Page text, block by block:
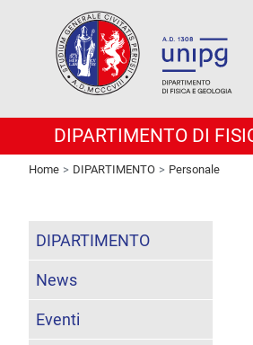
DIPARTIMENTO DI
Home DIPARTIMENTO Personale
DIPARTIMENTO
News
Eventi